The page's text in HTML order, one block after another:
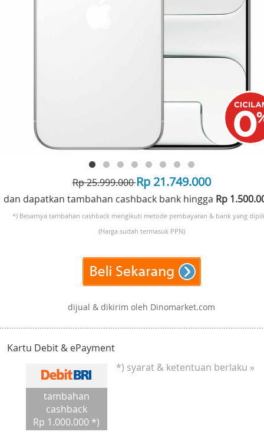
Rp 25.999.000Rp 21.749.000
dan dapatkan tambahan cashback bank hingga Rp
*) Besarnya tambahan cashback mengikuti metode pembayaran & bank yang
(Harga sudah termasuk PPN)
dijual & dikirim oleh Dinomarket.com
Kartu Debit & ePayment
tambahan
cashback
Rp 1.000.000 *)
*) syarat & ketentuan berlaku »